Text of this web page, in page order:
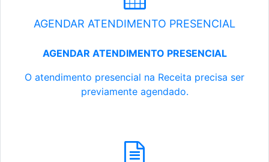
AGENDAR ATENDIMENTO PRESENCIAL
AGENDAR ATENDIMENTO PRESENCIAL
O atendimento presencial na Receita precisa ser
previamente agendado.